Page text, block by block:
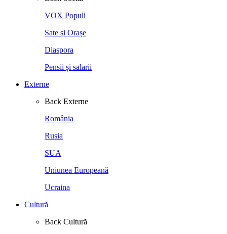
VOX Populi
Sate și Orașe
Diaspora
Pensii și salarii
Externe
Back Externe
România
Rusia
SUA
Uniunea Europeană
Ucraina
Cultură
Back Cultură